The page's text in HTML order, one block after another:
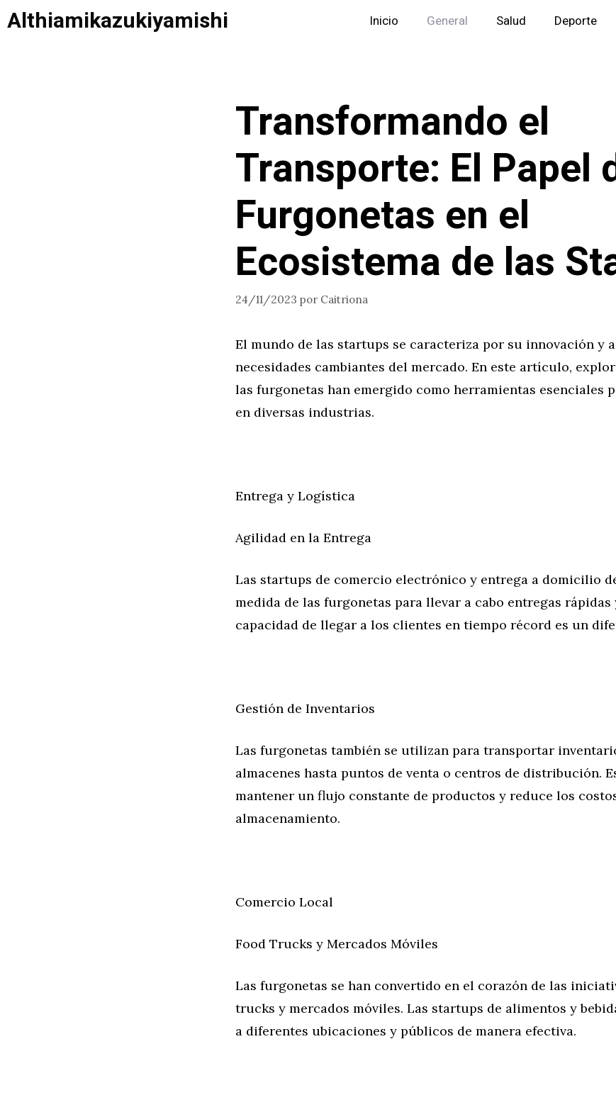
Saltar
alAlthiamikazukiyamishi Inicio General Salud Deporte
Transformando el
Transporte: El Papel
Furgonetas en el
Ecosistema de las
24/11/2023 por Caitriona
El mundo de las startups se caracteriza por su innovación y
necesidades cambiantes del mercado. En este artículo,
las furgonetas han emergido como herramientas esenciales
en diversas industrias.
Entrega y Logística
Agilidad en la Entrega
Las startups de comercio electrónico y entrega a domicilio
medida de las furgonetas para llevar a cabo entregas rápidas
capacidad de llegar a los clientes en tiempo récord es un
Gestión de Inventarios
Las furgonetas también se utilizan para transportar
almacenes hasta puntos de venta o centros de distribución.
mantener un flujo constante de productos y reduce los
almacenamiento.
Comercio Local
Food Trucks y Mercados Móviles
Las furgonetas se han convertido en el corazón de las
trucks y mercados móviles. Las startups de alimentos y
a diferentes ubicaciones y públicos de manera efectiva.